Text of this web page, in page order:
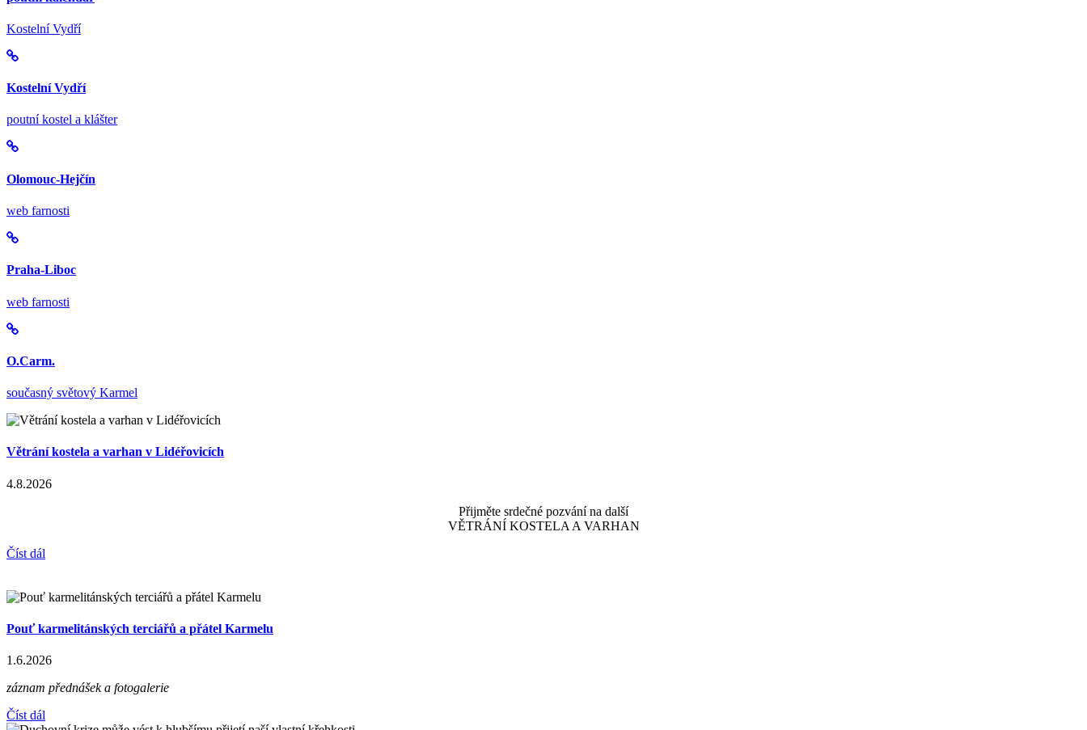
Kostelní Vydří
Kostelní Vydří
poutní kostel a klášter
Olomouc-Hejčín
web farnosti
Praha-Liboc
web farnosti
O.Carm.
současný světový Karmel
Větrání kostela a varhan v Lidéřovicích
4.8.2026
Přijměte srdečné pozvání na další
VĚTRÁNÍ KOSTELA A VARHAN
Číst dál
Pouť karmelitánských terciářů a přátel Karmelu
1.6.2026
záznam přednášek a fotogalerie
Číst dál